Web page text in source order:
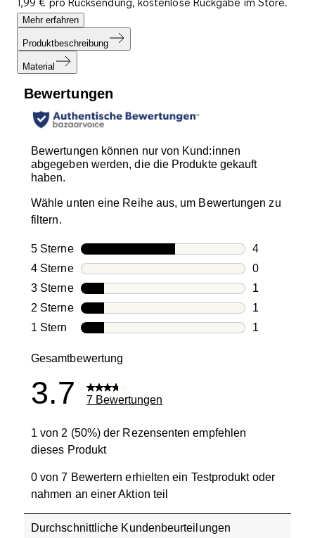
Mehr erfahren
Produktbeschreibung
Material
Bewertungen
Bewertungen können nur von Kund:innen
abgegeben werden, die die Produkte gekauft
haben.
Wähle unten eine Reihe aus, um Bewertungen zu
filtern.
5 SterneSterne
4
4
4 SterneSterne
0
0
3 SterneSterne
1
1
2 SterneSterne
1
1
1 Stern Sterne
1
Gesamtbewertung
3.7 7 Bewertungen
1 von 2 (50%) der Rezensenten empfehlen
dieses Produkt
0 von 7 Bewertern erhielten ein Testprodukt oder
nahmen an einer Aktion teil
Durchschnittliche Kundenbeurteilungen